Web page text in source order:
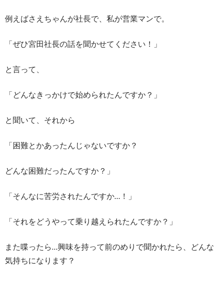
例えばさえちゃんが社長で、私が営業マンで。
「ぜひ宮田社長の話を聞かせてください！」
と言って、
「どんなきっかけで始められたんですか？」
と聞いて、それから
「困難とかあったんじゃないですか？
どんな困難だったんですか？」
「そんなに苦労されたんですか…！」
「それをどうやって乗り越えられたんですか？」
また喋ったら…興味を持って前のめりで聞かれたら、どんな
気持ちになります？